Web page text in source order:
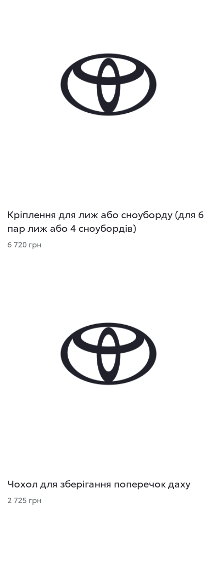
Кріплення для лиж або сноуборду (для 6
пар лиж або 4 сноубордів)
6 720 грн
Чохол для зберігання поперечок даху
2 725 грн